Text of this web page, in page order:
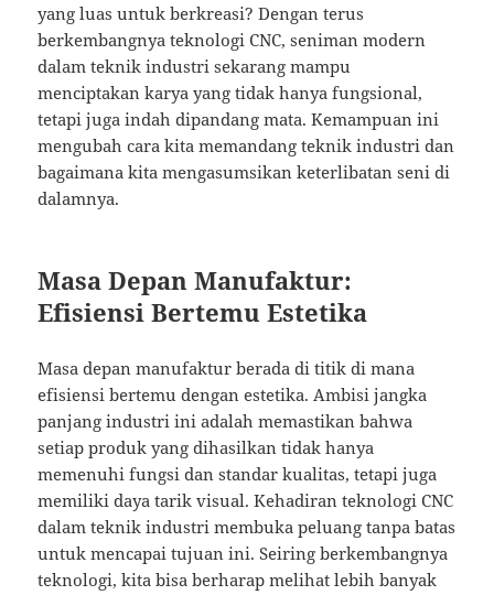
yang luas untuk berkreasi? Dengan terus
berkembangnya teknologi CNC, seniman modern
dalam teknik industri sekarang mampu
menciptakan karya yang tidak hanya fungsional,
tetapi juga indah dipandang mata. Kemampuan ini
mengubah cara kita memandang teknik industri dan
bagaimana kita mengasumsikan keterlibatan seni di
dalamnya.
Masa Depan Manufaktur:
Efisiensi Bertemu Estetika
Masa depan manufaktur berada di titik di mana
efisiensi bertemu dengan estetika. Ambisi jangka
panjang industri ini adalah memastikan bahwa
setiap produk yang dihasilkan tidak hanya
memenuhi fungsi dan standar kualitas, tetapi juga
memiliki daya tarik visual. Kehadiran teknologi CNC
dalam teknik industri membuka peluang tanpa batas
untuk mencapai tujuan ini. Seiring berkembangnya
teknologi, kita bisa berharap melihat lebih banyak